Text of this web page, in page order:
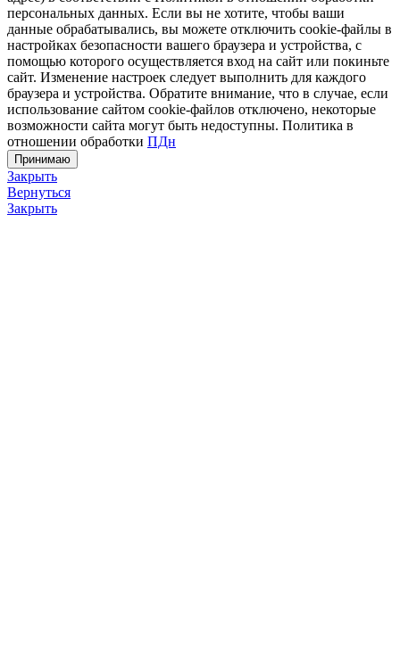
персональных данных. Если вы не хотите, чтобы ваши
данные обрабатывались, вы можете отключить cookie-файлы в
настройках безопасности вашего браузера и устройства, с
помощью которого осуществляется вход на сайт или покиньте
сайт. Изменение настроек следует выполнить для каждого
браузера и устройства. Обратите внимание, что в случае, если
использование сайтом cookie-файлов отключено, некоторые
возможности сайта могут быть недоступны. Политика в
отношении обработки ПДн
Принимаю
Закрыть
Вернуться
Закрыть